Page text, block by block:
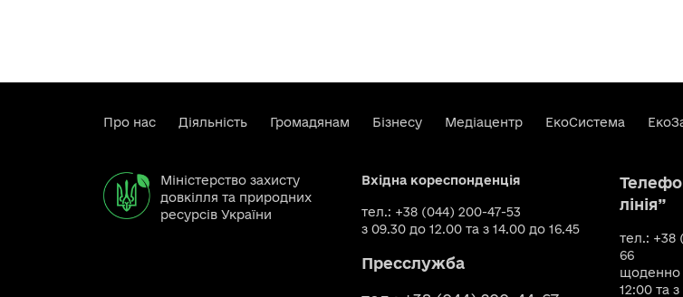
Про нас Діяльність Громадянам Бізнесу Медіацентр ЕкоСистема
Міністерство захисту
довкілля та природних
ресурсів України
Вхідна кореспонденція
тел.: +38 (044) 200-47-53
з 09.30 до 12.00 та з 14.00 до 16.45
Пресслужба
лінія”
тел.: +38
66
щоденно
12:00 та